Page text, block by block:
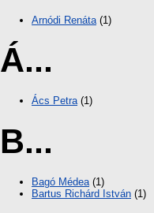
Arnódi Renáta(1)
Á...
Ács Petra(1)
B...
Bagó Médea (1)
Bartus Richárd István (1)